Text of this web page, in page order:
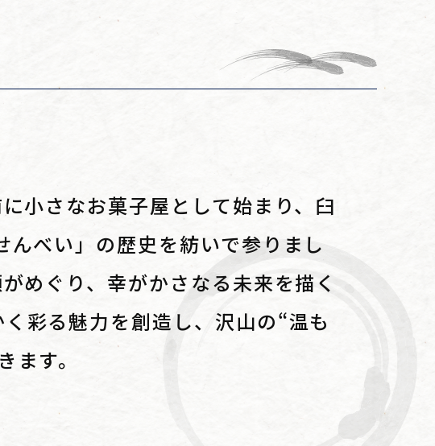
小さなお菓子屋として始まり、臼
べい」の歴史を紡いで参りまし
めぐり、幸がかさなる未来を描く
彩る魅力を創造し、沢山の“温も
す。